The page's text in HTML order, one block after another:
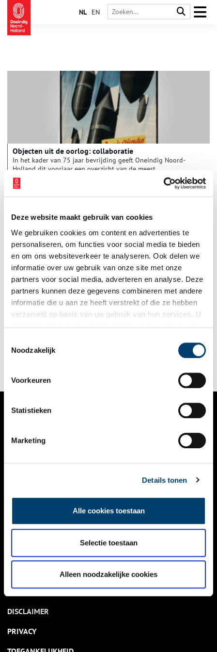
Deze website maakt gebruik van cookies
We gebruiken cookies om content en advertenties te
personaliseren, om functies voor social media te bieden
en om ons websiteverkeer te analyseren. Ook delen we
informatie over uw gebruik van onze site met onze
partners voor social media, adverteren en analyse. Deze
partners kunnen deze gegevens combineren met andere
informatie die u aan ze heeft verstrekt of die ze hebben
verzameld op basis van uw gebruik van hun services. U
Noodzakelijk
Voorkeuren
Statistieken
Marketing
Details tonen
Alle cookies toestaan
Selectie toestaan
Alleen noodzakelijke cookies
NL EN
Objecten uit de oorlog: collaboratie
In het kader van 75 jaar bevrijding geeft Oneindig Noord-
Holland dit voorjaar een overzicht van de meest
spraakmakende oorlogsobjecten uit Noord-Hollandse
collecties. De voorwerpen hebben elke maand een ander
thema. Van een NSB-boek tot een verradersloon, deze maand
Moffenmeiden en nazi-zwijnen: bevrijd en berecht
Na de Bevrijding namen gewone burgers en oud-
verzetsstrijders op veel plaatsen het recht in eigen hand. Moe
bestuurders werden gevangen genomen, ‘moffenmeiden’
hardhandig kaalgeschoren. Nu gold het recht van de sterksten.
NIEUWS
KALENDER
ACTIVITEITEN
NIEUWSBRIEF
DISCLAIMER
PRIVACY